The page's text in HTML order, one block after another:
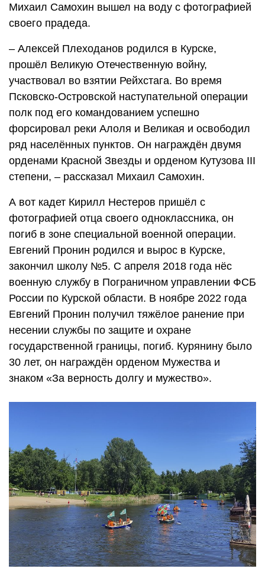
Михаил Самохин вышел на воду с фотографией
своего прадеда.
– Алексей Плеходанов родился в Курске,
прошёл Великую Отечественную войну,
участвовал во взятии Рейхстага. Во время
Псковско-Островской наступательной операции
полк под его командованием успешно
форсировал реки Алоля и Великая и освободил
ряд населённых пунктов. Он награждён двумя
орденами Красной Звезды и орденом Кутузова III
степени, – рассказал Михаил Самохин.
А вот кадет Кирилл Нестеров пришёл с
фотографией отца своего одноклассника, он
погиб в зоне специальной военной операции.
Евгений Пронин родился и вырос в Курске,
закончил школу №5. С апреля 2018 года нёс
военную службу в Пограничном управлении ФСБ
России по Курской области. В ноябре 2022 года
Евгений Пронин получил тяжёлое ранение при
несении службы по защите и охране
государственной границы, погиб. Курянину было
30 лет, он награждён орденом Мужества и
знаком «За верность долгу и мужество».